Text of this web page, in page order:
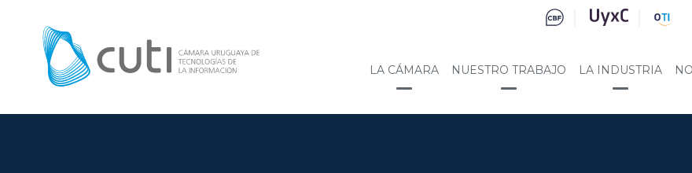
LA CÁMARA NUESTRO TRABAJO LA INDUSTRIA